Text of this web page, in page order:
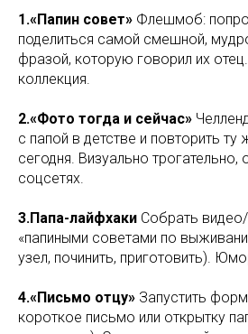
1.«Папин совет» Флешмоб:
поделиться самой смешной,
фразой, которую говорил их
коллекция.
2.«Фото тогда и сейчас»
с папой в детстве и повторить ту
сегодня. Визуально трогательно,
соцсетях.
3.Папа-лайфхаки Собрать
«папиными советами по
узел, починить, приготовить).
4.«Письмо отцу» Запустить
короткое письмо или открытку